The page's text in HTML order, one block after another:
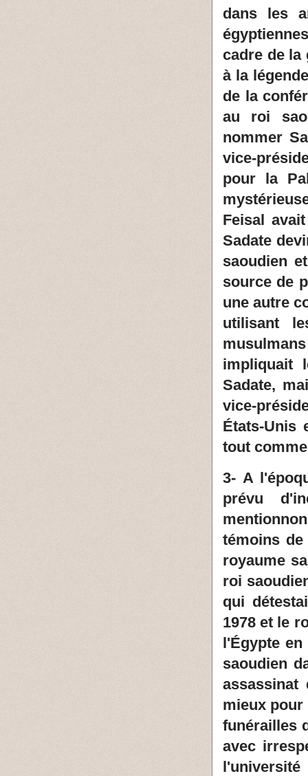
dans les
cadre de la
à la
de la
au roi
nommer
vice-
pour la
Feisal
Sadate
saoudien
source de
une autre
utilisant
impliquait
Sadate,
vice-
États-Unis
tout
3- A
prévu
témoins
royaume
roi
qui
1978 et le
l'Égypte en
saoudien
mieux pour
funérailles
avec